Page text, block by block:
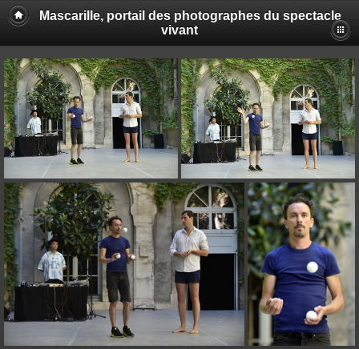
Mascarille, portail des photographes du spectacle
vivant